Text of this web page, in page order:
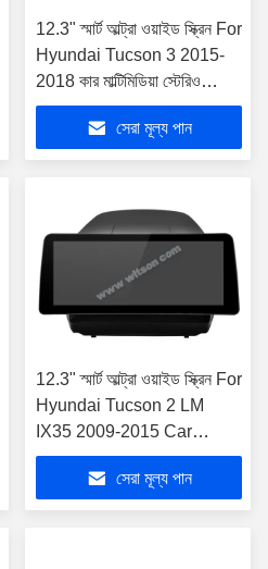
12.3" স্মার্ট আল্ট্রা ওয়াইড স্ক্রিন For
Hyundai Tucson 3 2015-
2018 কার মাল্টিমিডিয়া স্টেরিও
প্লেয়ার
সেরা মূল্য পান
12.3" স্মার্ট আল্ট্রা ওয়াইড স্ক্রিন For
Hyundai Tucson 2 LM
IX35 2009-2015 Car
QLED Multimedia Stereo
সেরা মূল্য পান